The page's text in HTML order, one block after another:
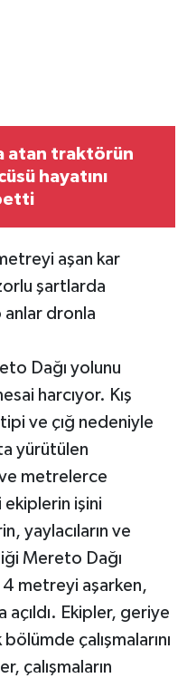
atan traktörün
hayatını
aşan kar
şartlarda
anlar dronla
Dağı yolunu
harcıyor. Kış
tipi ve çığ nedeniyle
yürütülen
metrelerce
işini
yaylacıların ve
Mereto Dağı
4 metreyi aşarken,
açıldı. Ekipler, geriye
çalışmalarını
çalışmaların